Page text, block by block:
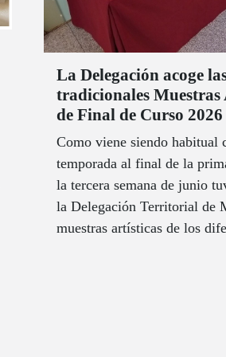
La Delegación acoge
tradicionales Muestras
de Final de Curso 2026
Como viene siendo habitual
temporada al final de la
la tercera semana de junio
la Delegación Territorial de
muestras artísticas de los